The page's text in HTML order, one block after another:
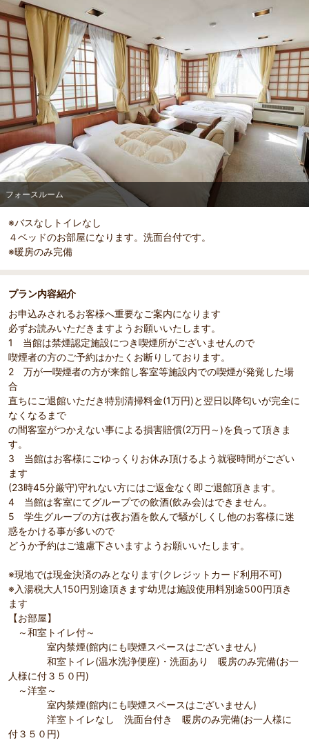
フォースルーム
※バスなしトイレなし
４ベッドのお部屋になります。洗面台付です。
※暖房のみ完備
プラン内容紹介
お申込みされるお客様へ重要なご案内になります
必ずお読みいただきますようお願いいたします。
1 当館は禁煙認定施設につき喫煙所がございませんので
喫煙者の方のご予約はかたくお断りしております。
2 万が一喫煙者の方が来館し客室等施設内での喫煙が発覚した場
合
直ちにご退館いただき特別清掃料金(1万円)と翌日以降匂いが完全に
なくなるまで
の間客室がつかえない事による損害賠償(2万円～)を負って頂きま
す。
3 当館はお客様にごゆっくりお休み頂けるよう就寝時間がござい
ます
(23時45分厳守)守れない方にはご返金なく即ご退館頂きます。
4 当館は客室にてグループでの飲酒(飲み会)はできません。
5 学生グループの方は夜お酒を飲んで騒がしくし他のお客様に迷
惑をかける事が多いので
どうか予約はご遠慮下さいますようお願いいたします。
※現地では現金決済のみとなります(クレジットカード利用不可)
※入湯税大人150円別途頂きます幼児は施設使用料別途500円頂き
ます
【お部屋】
～和室トイレ付～
室内禁煙(館内にも喫煙スペースはございません)
和室トイレ(温水洗浄便座)・洗面あり 暖房のみ完備(お一
人様に付３５０円)
～洋室～
室内禁煙(館内にも喫煙スペースはございません)
洋室トイレなし 洗面台付き 暖房のみ完備(お一人様に
付３５０円)
部屋詳細
フォースルーム